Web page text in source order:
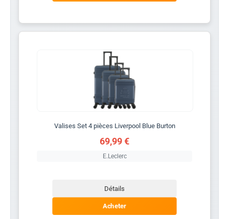
Valises Set 4 pièces Liverpool Blue Burton
69,99 €
E.Leclerc
Détails
Acheter